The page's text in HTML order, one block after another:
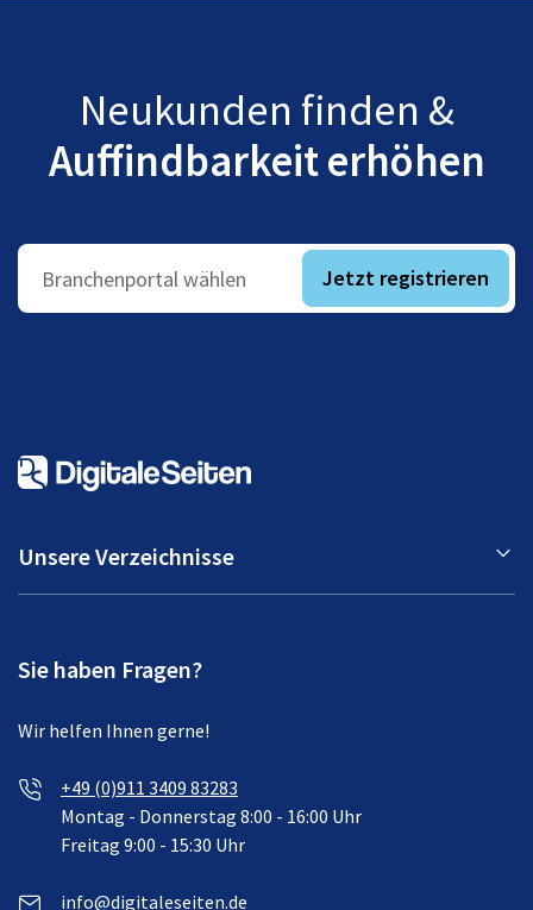
Neukunden finden &
Auffindbarkeit erhöhen
Branchenportal wählen Jetzt registrieren
Unsere Verzeichnisse
Sie haben Fragen?
Wir helfen Ihnen gerne!
+49 (0)911 3409 83283
Montag - Donnerstag 8:00 - 16:00 Uhr
Freitag 9:00 - 15:30 Uhr
info@digitaleseiten.de